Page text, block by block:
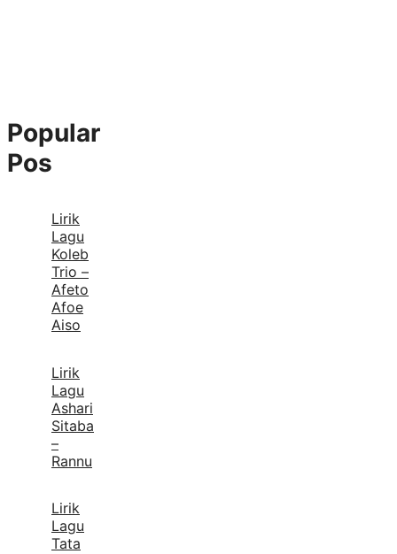
Popular
Pos
Lirik
Lagu
Koleb
Trio –
Afeto
Afoe
Aiso
Lirik
Lagu
Ashari
Sitaba
–
Rannu
Lirik
Lagu
Tata